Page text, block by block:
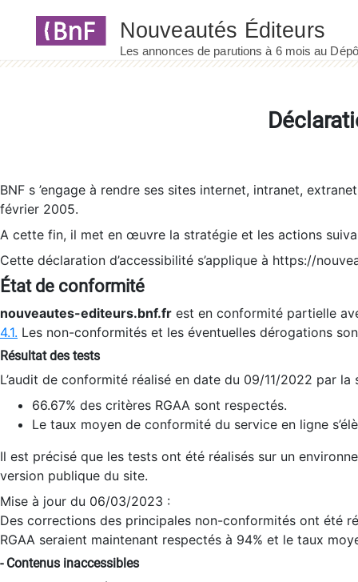
BNF s ’engage à rendre ses sites internet, intranet,
février 2005.
A cette fin, il met en œuvre la stratégie et les actions
Cette déclaration d’accessibilité s’applique à https://
État de conformité
nouveautes-editeurs.bnf.fr est en conformité partielle
4.1. Les non-conformités et les éventuelles dérogations
Résultat des tests
L’audit de conformité réalisé en date du 09/11/2022 par
66.67% des critères RGAA sont respectés.
Le taux moyen de conformité du service en ligne
Il est précisé que les tests ont été réalisés sur un
version publique du site.
Mise à jour du 06/03/2023 :
Des corrections des principales non-conformités ont été
RGAA seraient maintenant respectés à 94% et le taux
- Contenus inaccessibles